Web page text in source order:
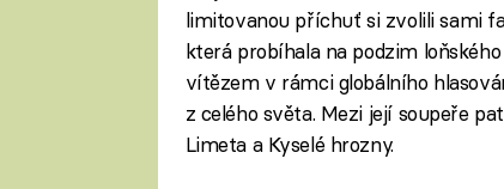
limitovanou příchuť si zvolili sami
která probíhala na podzim
vítězem v rámci globálního
z celého světa. Mezi její soupeře
Limeta a Kyselé hrozny.